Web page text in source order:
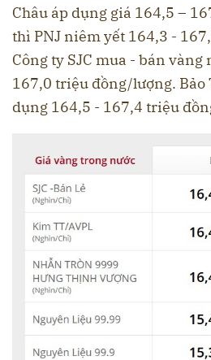
Châu áp dụng giá 164,5 –
thì PNJ niêm yết 164,3 -
Công ty SJC mua - bán
167,0 triệu đồng/lượng. Bảo
dụng 164,5 - 167,4 triệu